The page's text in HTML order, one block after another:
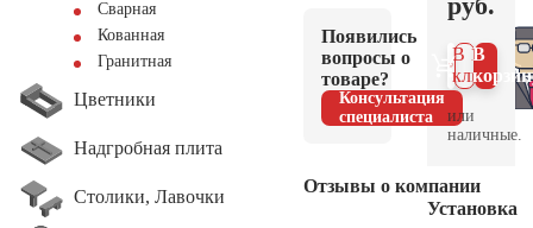
Сварная
Кованная
Гранитная
Цветники
Надгробная плита
Столики, Лавочки
Появились
вопросы о
товаре?
Консультация
специалиста
Отзывы о компании
В
В 1
клик
или
наличные.
Установка